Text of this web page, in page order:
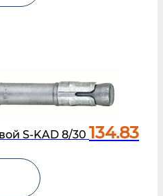
S-KAD 8/30 134.83